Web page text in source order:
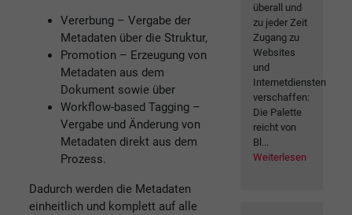
Vererbung – Vergabe der
Metadaten über die Struktur,
Promotion – Erzeugung von
Metadaten aus dem
Dokument sowie über
Workflow-based Tagging –
Vergabe und Änderung von
Metadaten direkt aus dem
Prozess.
Dadurch werden die Metadaten
einheitlich und komplett auf alle
überall und
zu jeder Zeit
Zugang zu
Websites
und
Internetdiensten
verschaffen:
Die Palette
reicht von
Bl...
Weiterlesen